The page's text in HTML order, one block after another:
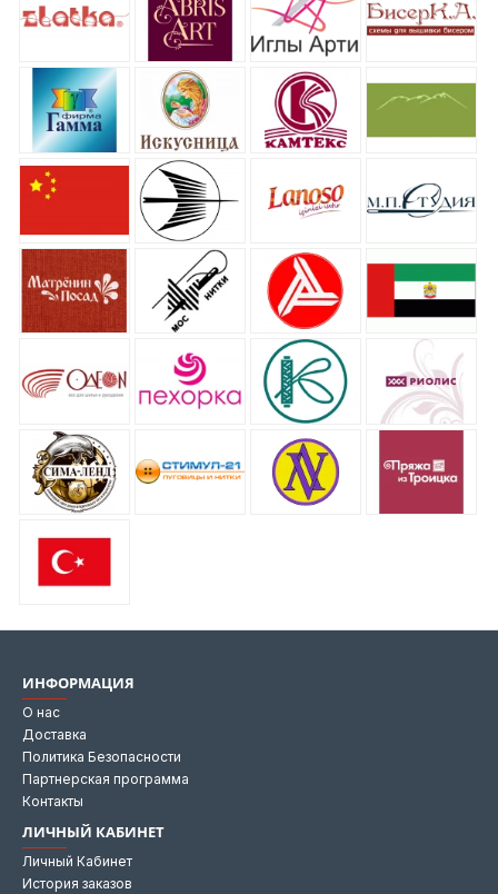
ИНФОРМАЦИЯ
О нас
Доставка
Политика Безопасности
Партнерская программа
Контакты
ЛИЧНЫЙ КАБИНЕТ
Личный Кабинет
История заказов